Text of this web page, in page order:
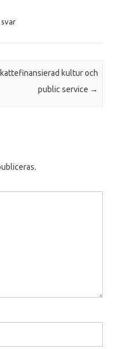
kultur och
public service →